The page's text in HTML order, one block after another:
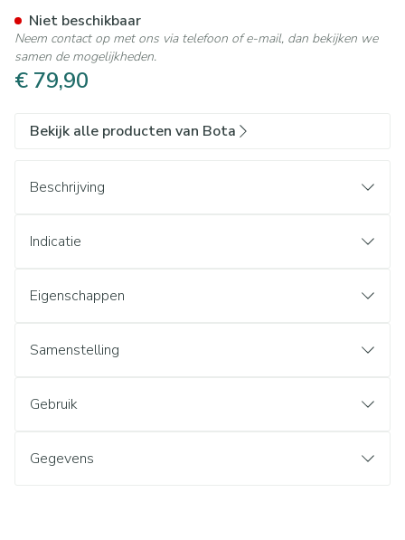
€ 79,90
Niet beschikbaar
Neem contact op met ons via telefoon of e-mail, dan bekijken we
samen de mogelijkheden.
Bekijk alle producten van Bota
Beschrijving
Indicatie
Eigenschappen
Samenstelling
Gebruik
Gegevens